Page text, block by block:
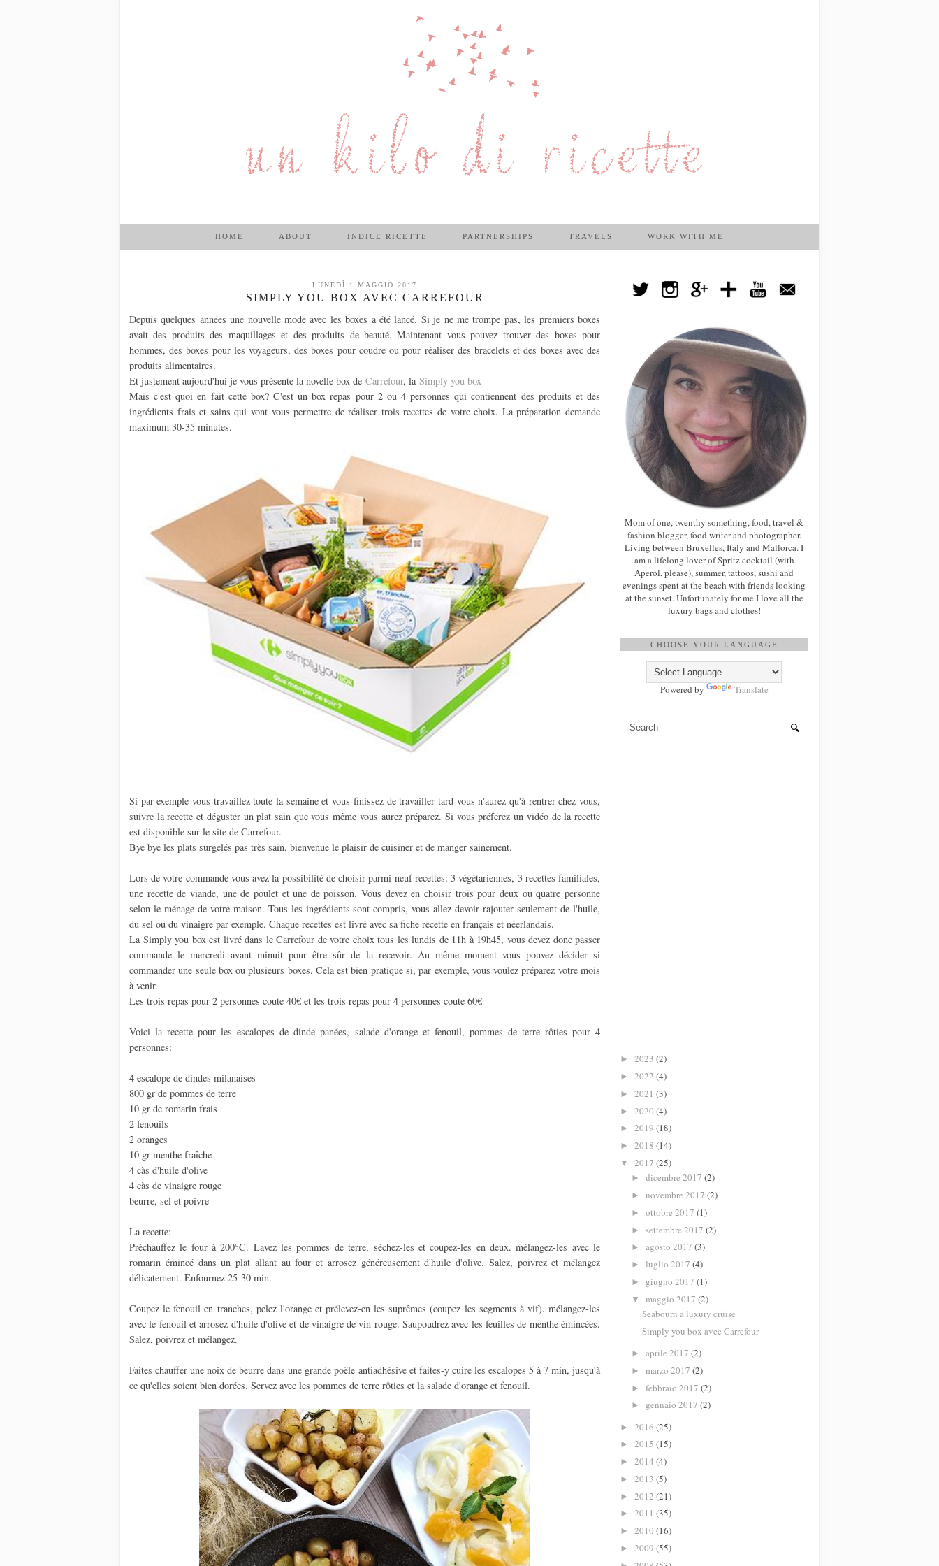
HOME ABOUT INDICE RICETTE PARTNERSHIPS TRAVELS WORK WITH ME
LUNEDÌ 1 MAGGIO 2017
SIMPLY YOU BOX AVEC CARREFOUR
Depuis quelques années une nouvelle mode avec les boxes a été lancé. Si je ne me trompe pas, les premiers boxes
avait des produits des maquillages et des produits de beauté. Maintenant vous pouvez trouver des boxes pour
hommes, des boxes pour les voyageurs, des boxes pour coudre ou pour réaliser des bracelets et des boxes avec des
produits alimentaires.
Et justement aujourd'hui je vous présente la novelle box de Carrefour, la Simply you box
Mais c'est quoi en fait cette box? C'est un box repas pour 2 ou 4 personnes qui contiennent des produits et des
ingrédients frais et sains qui vont vous permettre de réaliser trois recettes de votre choix. La préparation demande
maximum 30-35 minutes.
Si par exemple vous travaillez toute la semaine et vous finissez de travailler tard vous n'aurez qu'à rentrer chez vous,
suivre la recette et déguster un plat sain que vous même vous aurez préparez. Si vous préférez un vidéo de la recette
est disponible sur le site de Carrefour.
Bye bye les plats surgelés pas très sain, bienvenue le plaisir de cuisiner et de manger sainement.
Lors de votre commande vous avez la possibilité de choisir parmi neuf recettes: 3 végétariennes, 3 recettes familiales,
une recette de viande, une de poulet et une de poisson. Vous devez en choisir trois pour deux ou quatre personne
selon le ménage de votre maison. Tous les ingrédients sont compris, vous allez devoir rajouter seulement de l'huile,
du sel ou du vinaigre par exemple. Chaque recettes est livré avec sa fiche recette en français et néerlandais.
La Simply you box est livré dans le Carrefour de votre choix tous les lundis de 11h à 19h45, vous devez donc passer
commande le mercredi avant minuit pour être sûr de la recevoir. Au même moment vous pouvez décider si
commander une seule box ou plusieurs boxes. Cela est bien pratique si, par exemple, vous voulez préparez votre mois
à venir.
Les trois repas pour 2 personnes coute 40€ et les trois repas pour 4 personnes coute 60€
Voici la recette pour les escalopes de dinde panées, salade d'orange et fenouil, pommes de terre rôties pour 4
personnes:
4 escalope de dindes milanaises
800 gr de pommes de terre
10 gr de romarin frais
2 fenouils
2 oranges
10 gr menthe fraîche
4 càs d'huile d'olive
4 càs de vinaigre rouge
beurre, sel et poivre
La recette:
Préchauffez le four à 200°C. Lavez les pommes de terre, séchez-les et coupez-les en deux. mélangez-les avec le
romarin émincé dans un plat allant au four et arrosez généreusement d'huile d'olive. Salez, poivrez et mélangez
délicatement. Enfournez 25-30 min.
Coupez le fenouil en tranches, pelez l'orange et prélevez-en les suprêmes (coupez les segments à vif). mélangez-les
avec le fenouil et arrosez d'huile d'olive et de vinaigre de vin rouge. Saupoudrez avec les feuilles de menthe émincées.
Salez, poivrez et mélangez.
Faites chauffer une noix de beurre dans une grande poêle antiadhésive et faites-y cuire les escalopes 5 à 7 min, jusqu'à
ce qu'elles soient bien dorées. Servez avec les pommes de terre rôties et la salade d'orange et fenouil.
Mom of one, twenthy something, food, travel &
fashion blogger, food writer and photographer.
Living between Bruxelles, Italy and Mallorca. I
am a lifelong lover of Spritz cocktail (with
Aperol, please), summer, tattoos, sushi and
evenings spent at the beach with friends looking
at the sunset. Unfortunately for me I love all the
luxury bags and clothes!
CHOOSE YOUR LANGUAGE
Powered by Translate
► 2023 (2)
► 2022 (4)
► 2021 (3)
► 2020 (4)
► 2019 (18)
► 2018 (14)
▼ 2017 (25)
► dicembre 2017 (2)
► novembre 2017 (2)
► ottobre 2017 (1)
► settembre 2017 (2)
► agosto 2017 (3)
► luglio 2017 (4)
► giugno 2017 (1)
▼ maggio 2017 (2)
Seabourn a luxury cruise
Simply you box avec Carrefour
► aprile 2017 (2)
► marzo 2017 (2)
► febbraio 2017 (2)
► gennaio 2017 (2)
► 2016 (25)
► 2015 (15)
► 2014 (4)
► 2013 (5)
► 2012 (21)
► 2011 (35)
► 2010 (16)
► 2009 (55)